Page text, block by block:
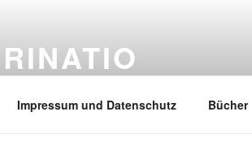
Impressum und Datenschutz Bücher